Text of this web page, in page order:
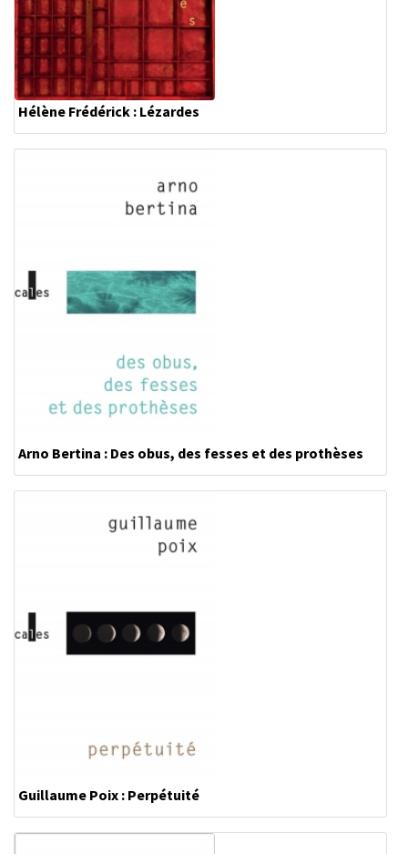
Hélène Frédérick : Lézardes
Arno Bertina : Des obus, des fesses et des prothèses
Guillaume Poix : Perpétuité